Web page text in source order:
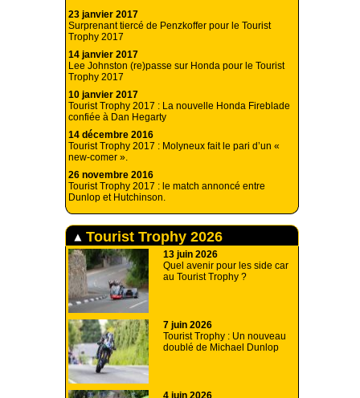
23 janvier 2017
Surprenant tiercé de Penzkoffer pour le Tourist
Trophy 2017
14 janvier 2017
Lee Johnston (re)passe sur Honda pour le Tourist
Trophy 2017
10 janvier 2017
Tourist Trophy 2017 : La nouvelle Honda Fireblade
confiée à Dan Hegarty
14 décembre 2016
Tourist Trophy 2017 : Molyneux fait le pari d’un «
new-comer ».
26 novembre 2016
Tourist Trophy 2017 : le match annoncé entre
Dunlop et Hutchinson.
Tourist Trophy 2026
13 juin 2026
Quel avenir pour les side car
au Tourist Trophy ?
7 juin 2026
Tourist Trophy : Un nouveau
doublé de Michael Dunlop
4 juin 2026